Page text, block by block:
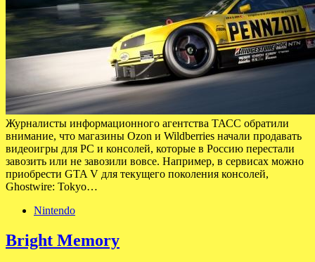
Журналисты информационного агентства ТАСС обратили
внимание, что магазины Ozon и Wildberries начали продавать
видеоигры для PC и консолей, которые в Россию перестали
завозить или не завозили вовсе. Например, в сервисах можно
приобрести GTA V для текущего поколения консолей,
Ghostwire: Tokyo…
Nintendo
Bright Memory